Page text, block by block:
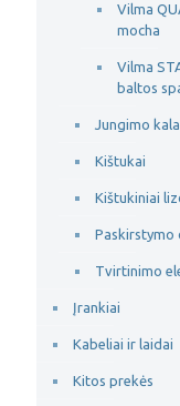
Vilma
mocha
Vilma
baltos
Jungimo
Kištukai
Kištukiniai
Paskirstymo
Tvirtinimo
Įrankiai
Kabeliai ir laidai
Kitos prekės